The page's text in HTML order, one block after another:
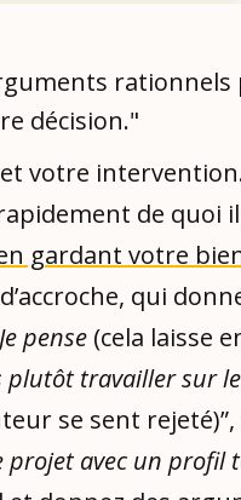
décision."
votre
de quoi il
gardant votre
qui
Je pense (cela laisse
plutôt travailler sur
se sent
projet avec un profil